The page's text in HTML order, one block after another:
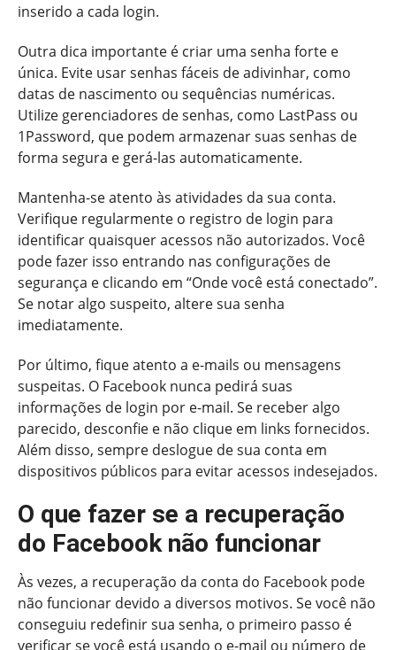
inserido a cada login.
Outra dica importante é criar uma senha forte e
única. Evite usar senhas fáceis de adivinhar, como
datas de nascimento ou sequências numéricas.
Utilize gerenciadores de senhas, como LastPass ou
1Password, que podem armazenar suas senhas de
forma segura e gerá-las automaticamente.
Mantenha-se atento às atividades da sua conta.
Verifique regularmente o registro de login para
identificar quaisquer acessos não autorizados. Você
pode fazer isso entrando nas configurações de
segurança e clicando em “Onde você está conectado”.
Se notar algo suspeito, altere sua senha
imediatamente.
Por último, fique atento a e-mails ou mensagens
suspeitas. O Facebook nunca pedirá suas
informações de login por e-mail. Se receber algo
parecido, desconfie e não clique em links fornecidos.
Além disso, sempre deslogue de sua conta em
dispositivos públicos para evitar acessos indesejados.
O que fazer se a recuperação
do Facebook não funcionar
Às vezes, a recuperação da conta do Facebook pode
não funcionar devido a diversos motivos. Se você não
conseguiu redefinir sua senha, o primeiro passo é
verificar se você está usando o e-mail ou número de